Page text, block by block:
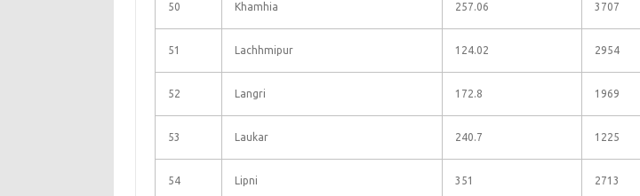
50 Khamhia 257.06 3707
51 Lachhmipur 124.02 2954
52 Langri 172.8 1969
53 Laukar 240.7 1225
54 Lipni 351 2713